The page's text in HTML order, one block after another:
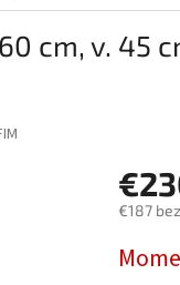
cm, v. 45
€187
cena: